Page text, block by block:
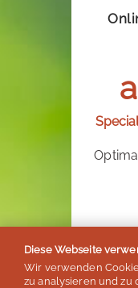
Diese Webseite
Wir verwenden
zu analysieren und zu